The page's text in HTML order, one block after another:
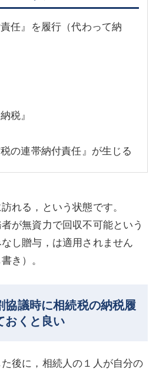
任』を履行（代わって納
税』
の連帯納付責任』が生じる
れる，という状態です。
が無資力で回収不可能という
し贈与，は適用されません
き）。
議時に相続税の納税履
おくと良い
後に，相続人の１人が自分の